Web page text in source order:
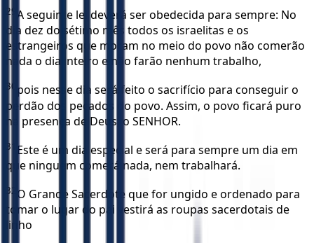
29 A seguinte lei deverá ser obedecida para sempre: No
dia dez do sétimo mês todos os israelitas e os
estrangeiros que moram no meio do povo não comerão
nada o dia inteiro e não farão nenhum trabalho,
30 pois nesse dia será feito o sacrifício para conseguir o
perdão dos pecados do povo. Assim, o povo ficará puro
na presença de Deus, o SENHOR.
31
Este é um dia especial e será para sempre um dia em
que ninguém comerá nada, nem trabalhará.
32 O Grande Sacerdote que for ungido e ordenado para
tomar o lugar do pai vestirá as roupas sacerdotais de
linho